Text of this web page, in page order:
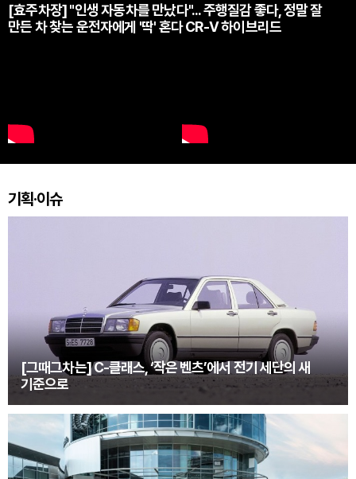
[효주차장] "인생 자동차를 만났다"... 주행질감 좋다, 정말 잘
만든 차 찾는 운전자에게 '딱' 혼다 CR-V 하이브리드
기획·이슈
[그때그차는] C-클래스, ‘작은 벤츠’에서 전기 세단의 새
기준으로